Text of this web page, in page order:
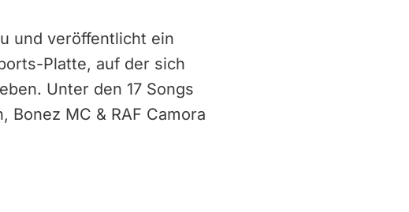
und veröffentlicht ein
Platte, auf der sich
Unter den 17 Songs
MC & RAF Camora